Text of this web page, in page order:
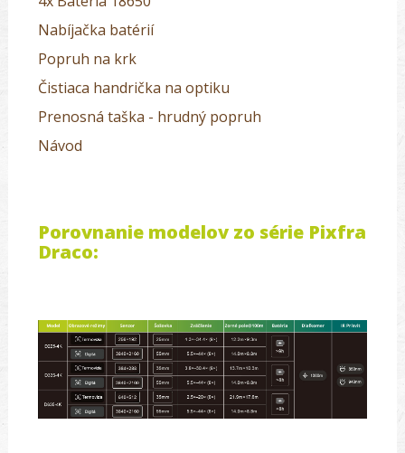
Nabíjačka batérií
Popruh na krk
Čistiaca handrička na optiku
Prenosná taška - hrudný popruh
Návod
Porovnanie modelov zo série Pixfra
Draco: